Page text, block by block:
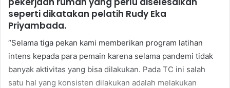
seperti dikatakan pelatih Rudy Eka
Priyambada.
“Selama tiga pekan kami memberikan program latihan
intens kepada para pemain karena selama pandemi tidak
banyak aktivitas yang bisa dilakukan. Pada TC ini salah
satu hal yang konsisten dilakukan adalah melakukan